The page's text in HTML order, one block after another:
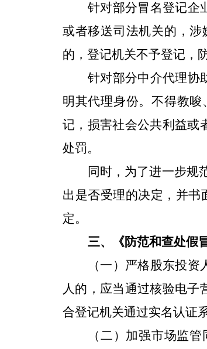
针对部分冒名登记企
或者移送司法机关的，
的，登记机关不予登记，
针对部分中介代理协
明其代理身份。不得教
记，损害社会公共利益或
处罚。
同时，为了进一步规
出是否受理的决定，并
定。
三、《防范和查处假
（一）严格股东投
人的，应当通过核验电子
合登记机关通过实名认证
（二）加强市场监